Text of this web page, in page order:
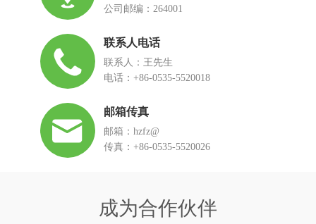
公司邮编：264001
联系人电话
联系人：王先生
电话：+86-0535-5520018
邮箱传真
邮箱：hzfz@
传真：+86-0535-5520026
成为合作伙伴